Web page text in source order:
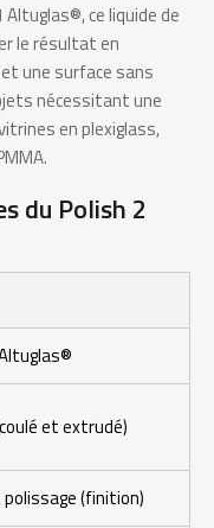
ce liquide de
le résultat en
une surface sans
nécessitant une
en plexiglass,
du Polish 2
et extrudé)
polissage (finition)